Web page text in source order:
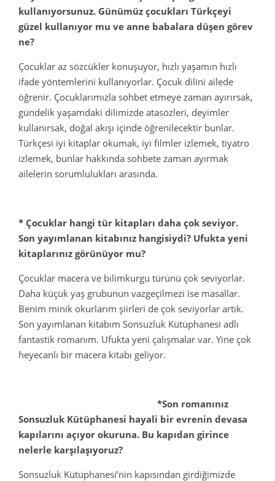
kullanıyorsunuz. Günümüz çocukları Türkçeyi
güzel kullanıyor mu ve anne babalara düşen görev
ne?
Çocuklar az sözcükler konuşuyor, hızlı yaşamın hızlı
ifade yöntemlerini kullanıyorlar. Çocuk dilini ailede
öğrenir. Çocuklarımızla sohbet etmeye zaman ayırırsak,
gündelik yaşamdaki dilimizde atasözleri, deyimler
kullanırsak, doğal akışı içinde öğrenilecektir bunlar.
Türkçesi iyi kitaplar okumak, iyi filmler izlemek, tiyatro
izlemek, bunlar hakkında sohbete zaman ayırmak
ailelerin sorumlulukları arasında.
* Çocuklar hangi tür kitapları daha çok seviyor.
Son yayımlanan kitabınız hangisiydi? Ufukta yeni
kitaplarınız görünüyor mu?
Çocuklar macera ve bilimkurgu türünü çok seviyorlar.
Daha küçük yaş grubunun vazgeçilmezi ise masallar.
Benim minik okurlarım şiirleri de çok seviyorlar artık.
Son yayımlanan kitabım Sonsuzluk Kütüphanesi adlı
fantastik romanım. Ufukta yeni çalışmalar var. Yine çok
heyecanlı bir macera kitabı geliyor.
*Son romanınız
Sonsuzluk Kütüphanesi hayali bir evrenin devasa
kapılarını açıyor okuruna. Bu kapıdan girince
nelerle karşılaşıyoruz?
Sonsuzluk Kütüphanesi’nin kapısından girdiğimizde